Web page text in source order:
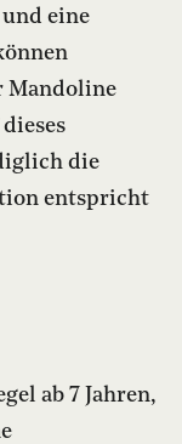
eine
Mandoline
die
entspricht
ab 7 Jahren,